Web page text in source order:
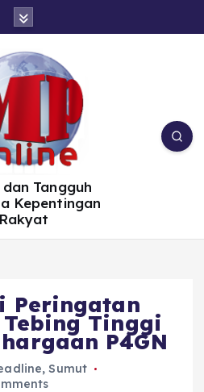
Tangguh
Kepentingan
Rakyat
Peringatan
Tebing Tinggi
P4GN
,Sumut